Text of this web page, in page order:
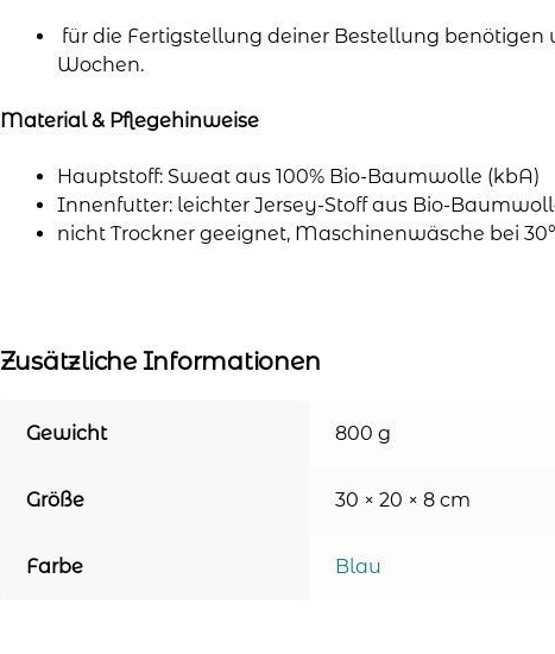
für die Fertigstellung deiner Bestellung
Wochen.
Material & Pflegehinweise
Hauptstoff: Sweat aus 100% Bio-Baumwolle (kbA)
Innenfutter: leichter Jersey-Stoff aus Bio-
nicht Trockner geeignet, Maschinenwäsche bei
Zusätzliche Informationen
Gewicht 800 g
Größe 30 × 20 × 8 cm
Farbe Blau